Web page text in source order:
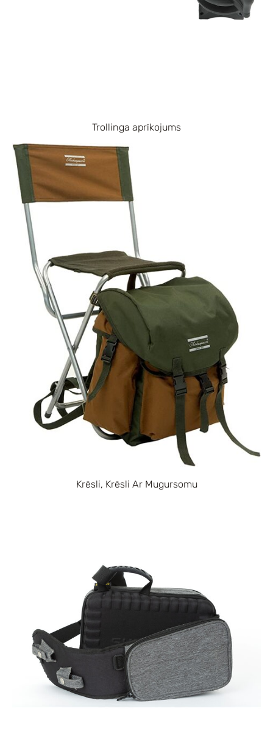
Trollinga aprīkojums
Krēsli, Krēsli Ar Mugursomu